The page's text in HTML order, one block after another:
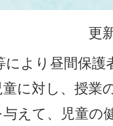
更
により昼間保
に対し、授業
えて、児童の